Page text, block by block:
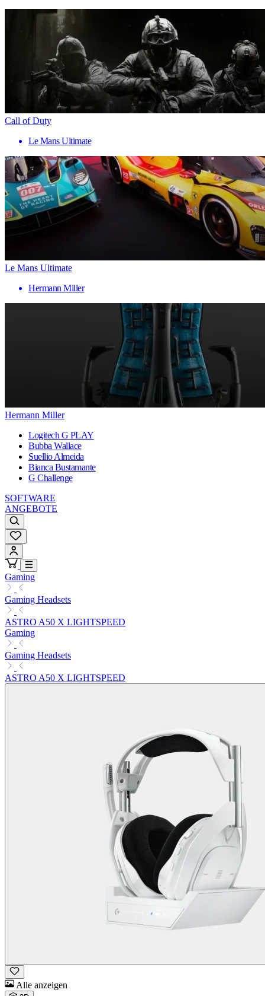
Call of Duty
Le Mans Ultimate
Le Mans Ultimate
Hermann Miller
Hermann Miller
Logitech G PLAY
Bubba Wallace
Suellio Almeida
Bianca Bustamante
G Challenge
SOFTWARE
ANGEBOTE
Gaming
Gaming Headsets
ASTRO A50 X LIGHTSPEED
Gaming
Gaming Headsets
ASTRO A50 X LIGHTSPEED
Alle anzeigen